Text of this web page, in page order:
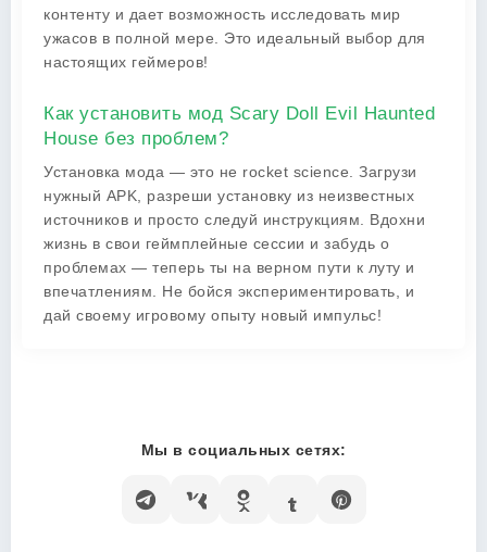
контенту и дает возможность исследовать мир
ужасов в полной мере. Это идеальный выбор для
настоящих геймеров!
Как установить мод Scary Doll Evil Haunted
House без проблем?
Установка мода — это не rocket science. Загрузи
нужный APK, разреши установку из неизвестных
источников и просто следуй инструкциям. Вдохни
жизнь в свои геймплейные сессии и забудь о
проблемах — теперь ты на верном пути к луту и
впечатлениям. Не бойся экспериментировать, и
дай своему игровому опыту новый импульс!
Мы в социальных сетях: